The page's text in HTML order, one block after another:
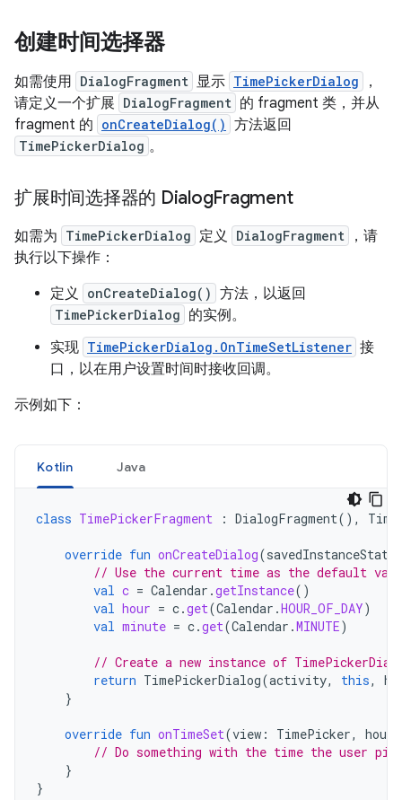
创建时间选择器
如需使用 DialogFragment 显示 TimePickerDialog
，
请定义一个扩展 DialogFragment 的 fragment 类，并从
fragment 的 onCreateDialog() 方法返回
TimePickerDialog 。
扩展时间选择器的 DialogFragment
如需为 TimePickerDialog 定义 DialogFragment
，请
执行以下操作：
定义 onCreateDialog() 方法，以返回
TimePickerDialog 的实例。
实现 TimePickerDialog.OnTimeSetListener 接
口，以在用户设置时间时接收回调。
示例如下：
Kotlin Java
class TimePickerFragment : DialogFragment(),
override fun onCreateDialog(savedInstanceState
// Use the current time as the default
val c = Calendar .getInstance()
val hour = c.get(Calendar .HOUR_OF_DAY)
val minute = c.get(Calendar .MINUTE)
// Create a new instance of
return TimePickerDialog(activity, this,
}
override fun onTimeSet(view : TimePicker,
// Do something with the time the user
}
}